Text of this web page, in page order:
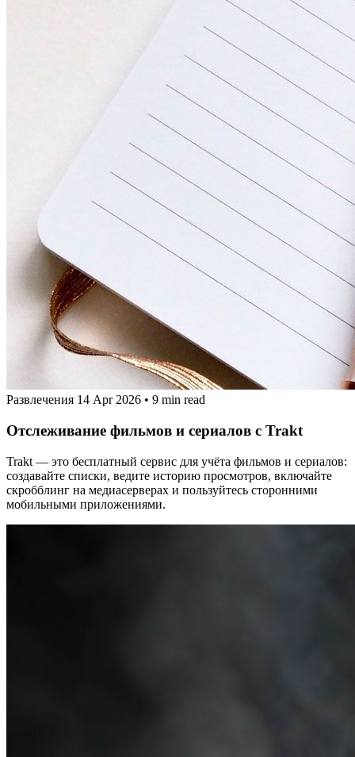
Развлечения 14 Apr 2026 • 9 min read
Отслеживание фильмов и сериалов с Trakt
Trakt — это бесплатный сервис для учёта фильмов и сериалов:
создавайте списки, ведите историю просмотров, включайте
скробблинг на медиасерверах и пользуйтесь сторонними
мобильными приложениями.